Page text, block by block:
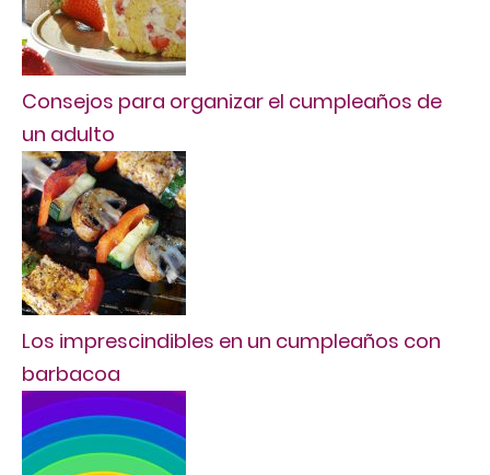
Consejos para organizar el cumpleaños de
un adulto
Los imprescindibles en un cumpleaños con
barbacoa